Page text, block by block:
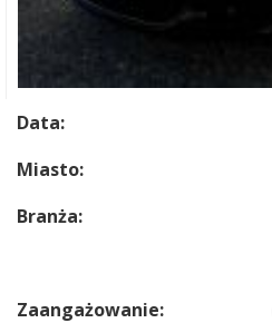
Data:
Miasto:
Branża:
Zaangażowanie: